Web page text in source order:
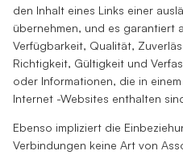
den Inhalt eines Links einer
übernehmen, und es garantiert
Verfügbarkeit, Qualität,
Richtigkeit, Gültigkeit und
oder Informationen, die in
Internet -Websites enthalten
Ebenso impliziert die
Verbindungen keine Art von